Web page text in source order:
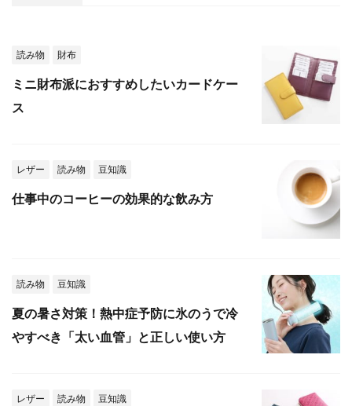
読み物 財布
ミニ財布派におすすめしたいカードケー
ス
レザー 読み物 豆知識
仕事中のコーヒーの効果的な飲み方
読み物 豆知識
夏の暑さ対策！熱中症予防に氷のうで冷
やすべき「太い血管」と正しい使い方
レザー 読み物 豆知識